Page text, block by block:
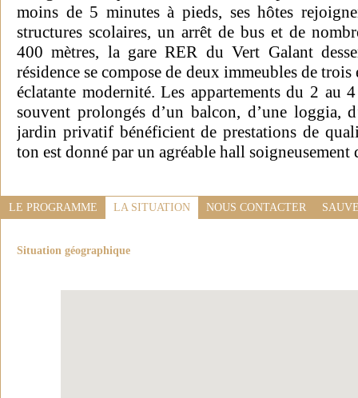
moins de 5 minutes à pieds, ses hôtes
structures scolaires, un arrêt de bus et de
400 mètres, la gare RER du Vert Galant
résidence se compose de deux immeubles de
éclatante modernité. Les appartements du 2 au
souvent prolongés d’un balcon, d’une loggia,
jardin privatif bénéficient de prestations de
ton est donné par un agréable hall soigneusement
LE PROGRAMME LA SITUATION NOUS CONTACTER
Situation géographique